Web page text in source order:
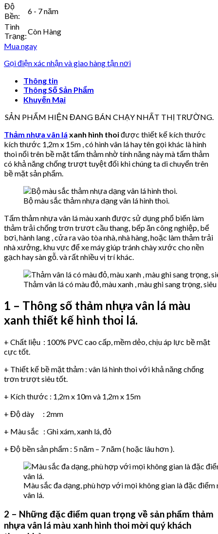
Độ
Bền:
6 - 7 năm
Tình
Trạng:Còn Hàng
Mua ngay
Gọi điện xác nhận và giao hàng tận nơi
Thông tin
Thông Số Sản Phẩm
Khuyến Mại
SẢN PHẨM HIỆN ĐANG BÁN CHẠY NHẤT THỊ TRƯỜNG.
Thảm nhựa vân lá xanh hình thoiđược thiết kế kích thước
kích thước 1,2m x 15m , có hình vân lá hay tên gọi khác là hình
thoi nổi trên bề mặt tấm thảm nhờ tính năng này mà tấm thảm
có khả năng chống trượt tuyệt đối khi chúng ta di chuyển trên
bề mặt sản phẩm.
Bộ màu sắc thảm nhựa dạng vân lá hình thoi.
Tấm thảm nhựa vân lá màu xanh được sử dụng phổ biến làm
thảm trải chống trơn trươt cầu thang, bếp ăn công nghiệp, bể
bơi, hành lang , cửa ra vào tòa nhà, nhà hàng, hoặc làm thảm trải
nhà xưởng, khu vực để xe máy giúp tránh chày xước cho nền
gạch hay sàn gỗ. và rất nhiều vị trí khác.
Thảm vân lá có màu đỏ, màu xanh , màu ghi sang trọng,
1 – Thông số thảm nhựa vân lá màu
xanh thiết kế hình thoi lá.
+ Chất liệu : 100% PVC cao cấp, mềm dẻo, chịu áp lực bề mặt
cực tốt.
+ Thiết kế bề mặt thảm : vân lá hình thoi với khả năng chống
trơn trượt siêu tốt.
+ Kích thước : 1,2m x 10m và 1,2m x 15m
+ Độ dày : 2mm
+ Màu sắc : Ghi xám, xanh lá, đỏ
+ Độ bền sản phẩm : 5 năm – 7 năm ( hoặc lâu hơn ).
Màu sắc đa dạng, phù hợp với mọi không gian là đặc
vân lá.
2 – Những đặc điểm quan trọng về sản phẩm thảm
nhựa vân lá màu xanh hình thoi mời quý khách